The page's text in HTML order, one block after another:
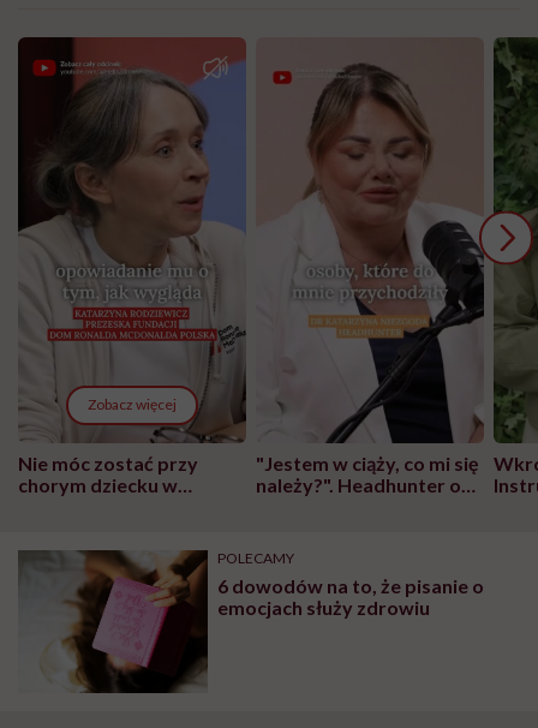
Zobacz więcej
Nie móc zostać przy
chorym dziecku w
może chyba tylko
głupota i brak
wyobraźni"
"Jestem w ciąży, co mi się
należy?". Headhunter o
pracy
POLECAMY
6 dowodów na to, że pisanie o
emocjach służy zdrowiu